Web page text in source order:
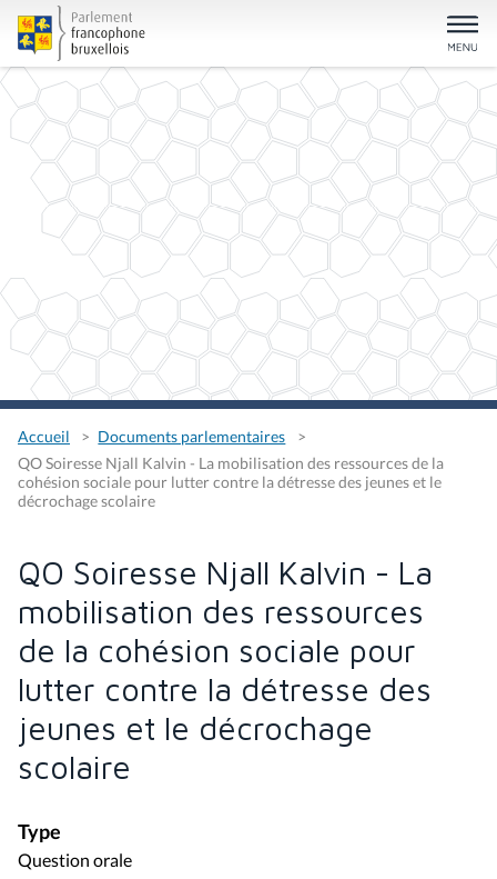
Accueil
Documents parlementaires
QO Soiresse Njall Kalvin - La mobilisation des ressources de la
cohésion sociale pour lutter contre la détresse des jeunes et le
décrochage scolaire
QO Soiresse Njall Kalvin - La
mobilisation des ressources
de la cohésion sociale pour
lutter contre la détresse des
jeunes et le décrochage
scolaire
Type
Question orale